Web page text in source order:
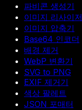
파비콘 생성기
이미지 리사이저
이미지 압축기
Base64 인코더
배경 제거
WebP 변환기
SVG to PNG
EXIF 제거기
색상 팔레트
JSON 포매터